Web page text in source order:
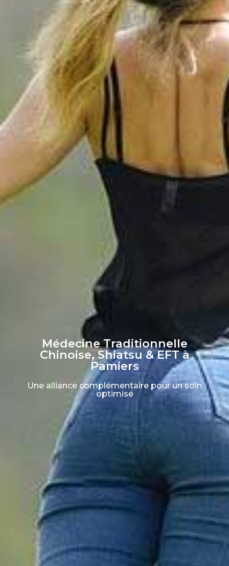
Médecine Traditionnelle
Chinoise, Shiatsu & EFT à
Pamiers
Une alliance complémentaire pour un soin
optimisé